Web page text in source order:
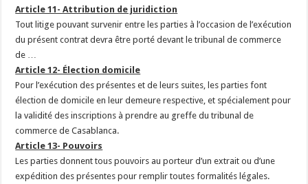
Article 11- Attribution de juridiction
Tout litige pouvant survenir entre les parties à l’occasion de l’exécution
du présent contrat devra être porté devant le tribunal de commerce
de …
Article 12- Élection domicile
Pour l’exécution des présentes et de leurs suites, les parties font
élection de domicile en leur demeure respective, et spécialement pour
la validité des inscriptions à prendre au greffe du tribunal de
commerce de Casablanca.
Article 13- Pouvoirs
Les parties donnent tous pouvoirs au porteur d’un extrait ou d’une
expédition des présentes pour remplir toutes formalités légales.